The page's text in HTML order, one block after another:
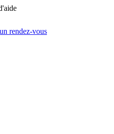
rendez-vous